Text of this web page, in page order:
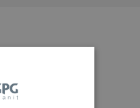
?